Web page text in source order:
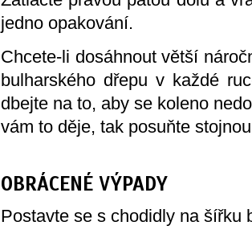
jedno opakování.
Chcete-li dosáhnout větší
bulharského dřepu v každé
dbejte na to, aby se koleno
vám to děje, tak posuňte
OBRÁCENÉ VÝPADY
Postavte se s chodidly na šířku